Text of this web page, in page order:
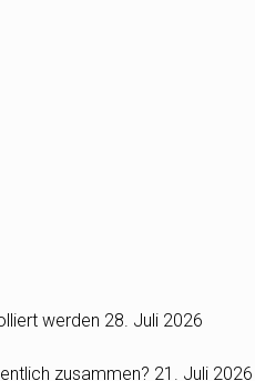
werden 28. Juli 2026
zusammen? 21. Juli 2026